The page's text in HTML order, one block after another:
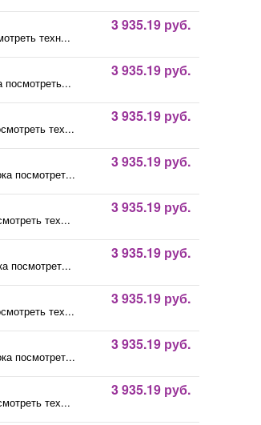
техн...
3 935.19 руб.
посмотреть...
3 935.19 руб.
тех...
3 935.19 руб.
посмотрет...
3 935.19 руб.
тех...
3 935.19 руб.
посмотрет...
3 935.19 руб.
тех...
3 935.19 руб.
посмотрет...
3 935.19 руб.
тех...
3 935.19 руб.